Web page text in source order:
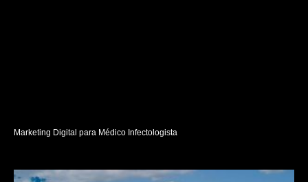
Marketing Digital para Médico Infectologista